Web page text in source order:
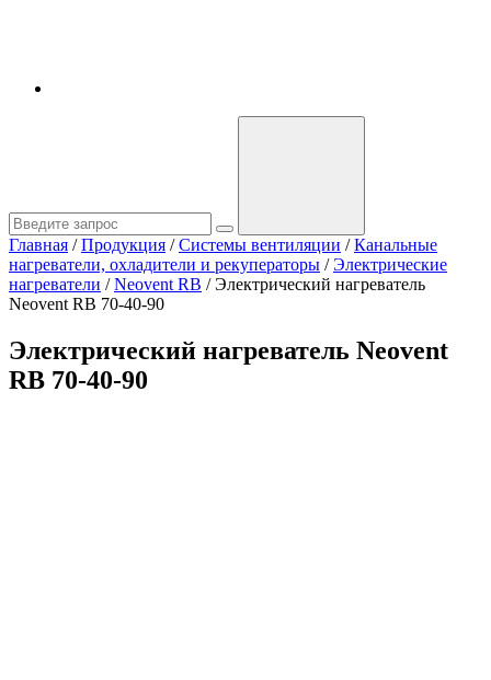
Главная / Продукция / Системы вентиляции / Канальные
нагреватели, охладители и рекуператоры / Электрические
нагреватели / Neovent RB /Электрический нагреватель
Neovent RB 70-40-90
Электрический нагреватель Neovent
RB 70-40-90